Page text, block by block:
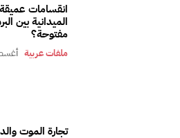
انقسامات
الميدانية بين
مفتوحة؟
ملفات عربية أغسطس
تجارة الموت